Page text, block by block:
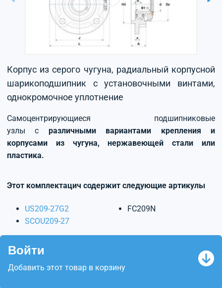
Корпус из серого чугуна, радиальный корпусной
шарикоподшипник с установочными винтами,
однокромочное уплотнение
Самоцентрирующиеся подшипниковые
узлы с различными вариантами крепления и
корпусами из чугуна, нержавеющей стали или
пластика.
Этот комплектацич содержит следующие артикулы
US209-27G2
SCOU209-27
FC209N
Войти
Добавить этот товар в корзину